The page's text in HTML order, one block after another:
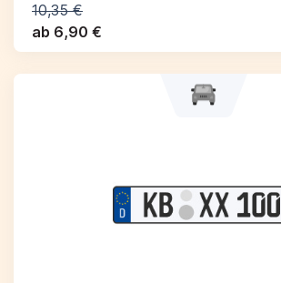
10,35 €
ab 6,90 €